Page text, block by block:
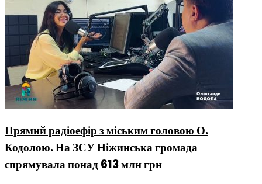
Прямий радіоефір з міським головою О.
Кодолою. На ЗСУ Ніжинська громада
спрямувала понад 613 млн грн